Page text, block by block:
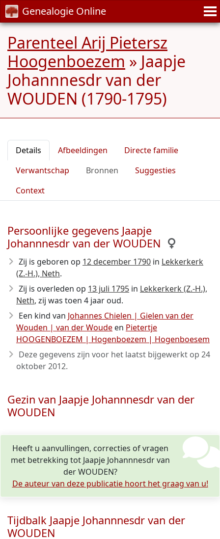
Genealogie Online
Parenteel Arij Pietersz
Hoogenboezem » Jaapje
Johannnesdr van der
WOUDEN (1790-1795)
Details Afbeeldingen
Directe familie
Verwantschap
Bronnen
Suggesties
Context
Persoonlijke gegevens Jaapje
Johannnesdr van der WOUDEN
Zij is geboren op 12 december 1790 in Lekkerkerk
(Z.-H.), Neth.
Zij is overleden op 13 juli 1795 in Lekkerkerk (Z.-H.),
Neth, zij was toen 4 jaar oud.
Een kind van Johannes Chielen | Gielen van der
Wouden | van der Woude en Pietertje
HOOGENBOEZEM | Hogenboezem | Hogenboesem
Deze gegevens zijn voor het laatst bijgewerkt op 24
oktober 2012.
Gezin van Jaapje Johannnesdr van der
WOUDEN
Heeft u aanvullingen, correcties of vragen
met betrekking tot Jaapje Johannnesdr van
der WOUDEN?
De auteur van deze publicatie hoort het graag van u!
Tijdbalk Jaapje Johannnesdr van der
WOUDEN